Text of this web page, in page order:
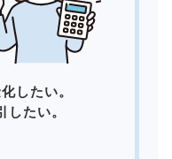
したい。
したい。